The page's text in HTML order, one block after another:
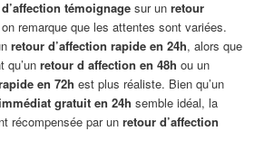
témoignage sur unretour
remarque que les attentes sont variées.
retour d’affection rapide en 24h, alors que
qu’unretour d affection en 48h ou un
en 72h est plus réaliste. Bien qu’un
gratuit en 24h semble idéal, la
récompensée par unretour d’affection